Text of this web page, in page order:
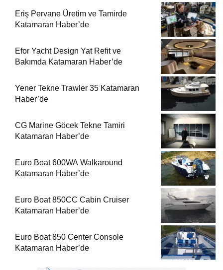
Eriş Pervane Üretim ve Tamirde
Katamaran Haber’de
Efor Yacht Design Yat Refit ve
Bakımda Katamaran Haber’de
Yener Tekne Trawler 35 Katamaran
Haber’de
CG Marine Göcek Tekne Tamiri
Katamaran Haber’de
Euro Boat 600WA Walkaround
Katamaran Haber’de
Euro Boat 850CC Cabin Cruiser
Katamaran Haber’de
Euro Boat 850 Center Console
Katamaran Haber’de